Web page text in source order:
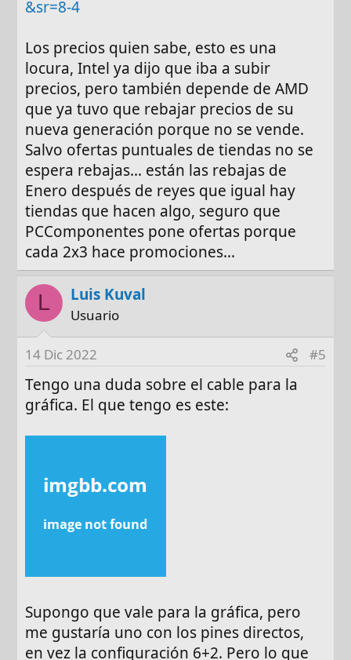
&sr=8-4
Los precios quien sabe, esto es una
locura, Intel ya dijo que iba a subir
precios, pero también depende de AMD
que ya tuvo que rebajar precios de su
nueva generación porque no se vende.
Salvo ofertas puntuales de tiendas no se
espera rebajas... están las rebajas de
Enero después de reyes que igual hay
tiendas que hacen algo, seguro que
PCComponentes pone ofertas porque
cada 2x3 hace promociones...
L Luis Kuval
Usuario
14 Dic 2022 #5
Tengo una duda sobre el cable para la
gráfica. El que tengo es este:
Supongo que vale para la gráfica, pero
me gustaría uno con los pines directos,
en vez la configuración 6+2. Pero lo que